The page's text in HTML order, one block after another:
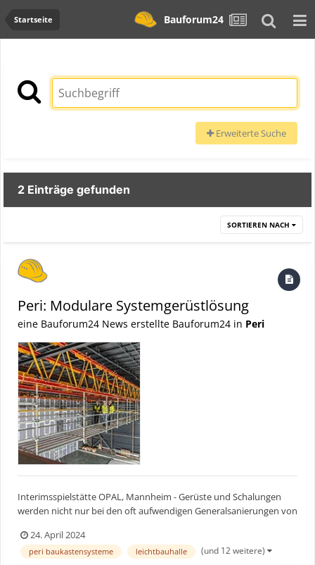
Startseite Bauforum24
Erweiterte Suche
2 Einträge gefunden
SORTIEREN NACH
Peri: Modulare Systemgerüstlösung
eine Bauforum24 News erstellte Bauforum24 in Peri
Interimsspielstätte OPAL, Mannheim - Gerüste und Schalungen
werden nicht nur bei den oft aufwendigen Generalsanierungen von
währenddessen notwendigen Ersatzspielstätten können modulare
Systemlösungen dazu beitragen, die besonderen Anforderungen...
24. April 2024
peri baukastensysteme leichtbauhalle (und 12 weitere)